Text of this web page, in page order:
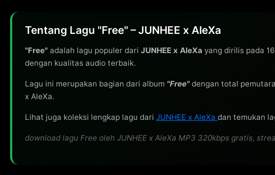
Tentang Lagu "Free" – JUNHEE x AleXa
"Free" adalah lagu populer dari JUNHEE x AleXa yang dirilis pada
dengan kualitas audio terbaik.
Lagu ini merupakan bagian dari album "Free"dengan total
x AleXa.
Lihat juga koleksi lengkap lagu dari JUNHEE x AleXa dan temukan
download lagu Free oleh JUNHEE x AleXa MP3 320kbps gratis,